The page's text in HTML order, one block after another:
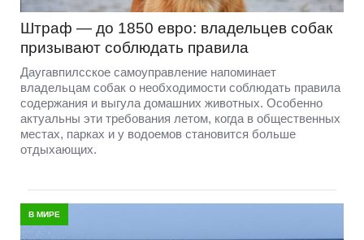
Штраф — до 1850 евро: владельцев собак
призывают соблюдать правила
Даугавпилсское самоуправление напоминает
владельцам собак о необходимости соблюдать правила
содержания и выгула домашних животных. Особенно
актуальны эти требования летом, когда в общественных
местах, парках и у водоемов становится больше
отдыхающих.
В МИРЕ